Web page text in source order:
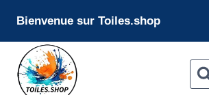
contenu
Bienvenue sur Toiles.shop